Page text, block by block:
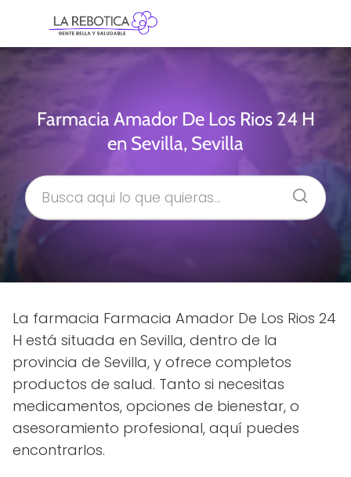
Farmacia Amador De Los Rios 24 H
en Sevilla, Sevilla
La farmacia Farmacia Amador De Los Rios 24
H está situada en Sevilla, dentro de la
provincia de Sevilla, y ofrece completos
productos de salud. Tanto si necesitas
medicamentos, opciones de bienestar, o
asesoramiento profesional, aquí puedes
encontrarlos.